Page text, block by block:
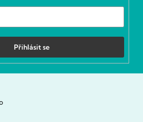
Přihlásit se